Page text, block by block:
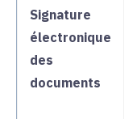
Signature
électronique
des
documents